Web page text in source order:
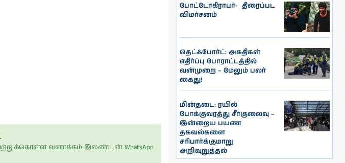
வணக்கம் இலண்டன் WhatsApp
போட்டோகிராபர்- ‌ திரைப்பட
விமர்சனம்
தெட்ஃபோர்ட்: அகதிகள்
எதிர்ப்பு போராட்டத்தில்
வன்முறை – மேலும் பலர்
கைது!
மின்தடை: ரயில்
போக்குவரத்து சீர்குலைவு –
இன்றைய பயண
தகவல்களை
சரிபார்க்குமாறு
அறிவுறுத்தல்